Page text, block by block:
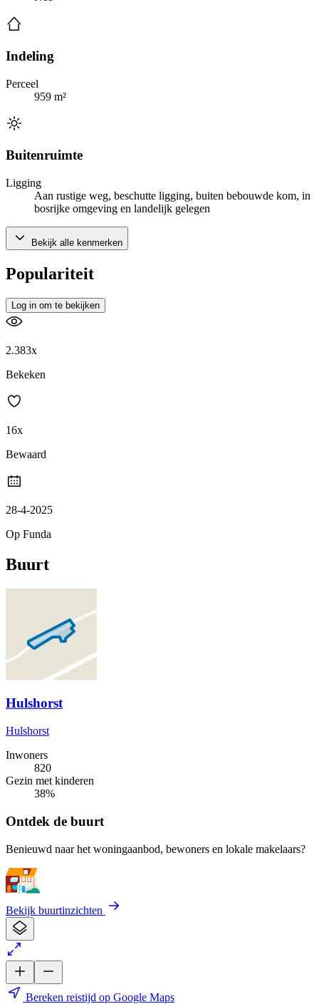
Indeling
Perceel
959 m²
Buitenruimte
Ligging
Aan rustige weg, beschutte ligging, buiten bebouwde kom, in
bosrijke omgeving en landelijk gelegen
Bekijk alle kenmerken
Populariteit
Log in om te bekijken
2.383x
Bekeken
16x
Bewaard
28-4-2025
Op Funda
Buurt
Hulshorst
Hulshorst
Inwoners
820
Gezin met kinderen
38%
Ontdek de buurt
Benieuwd naar het woningaanbod, bewoners en lokale makelaars?
Bekijk buurtinzichten
Bereken reistijd op Google Maps